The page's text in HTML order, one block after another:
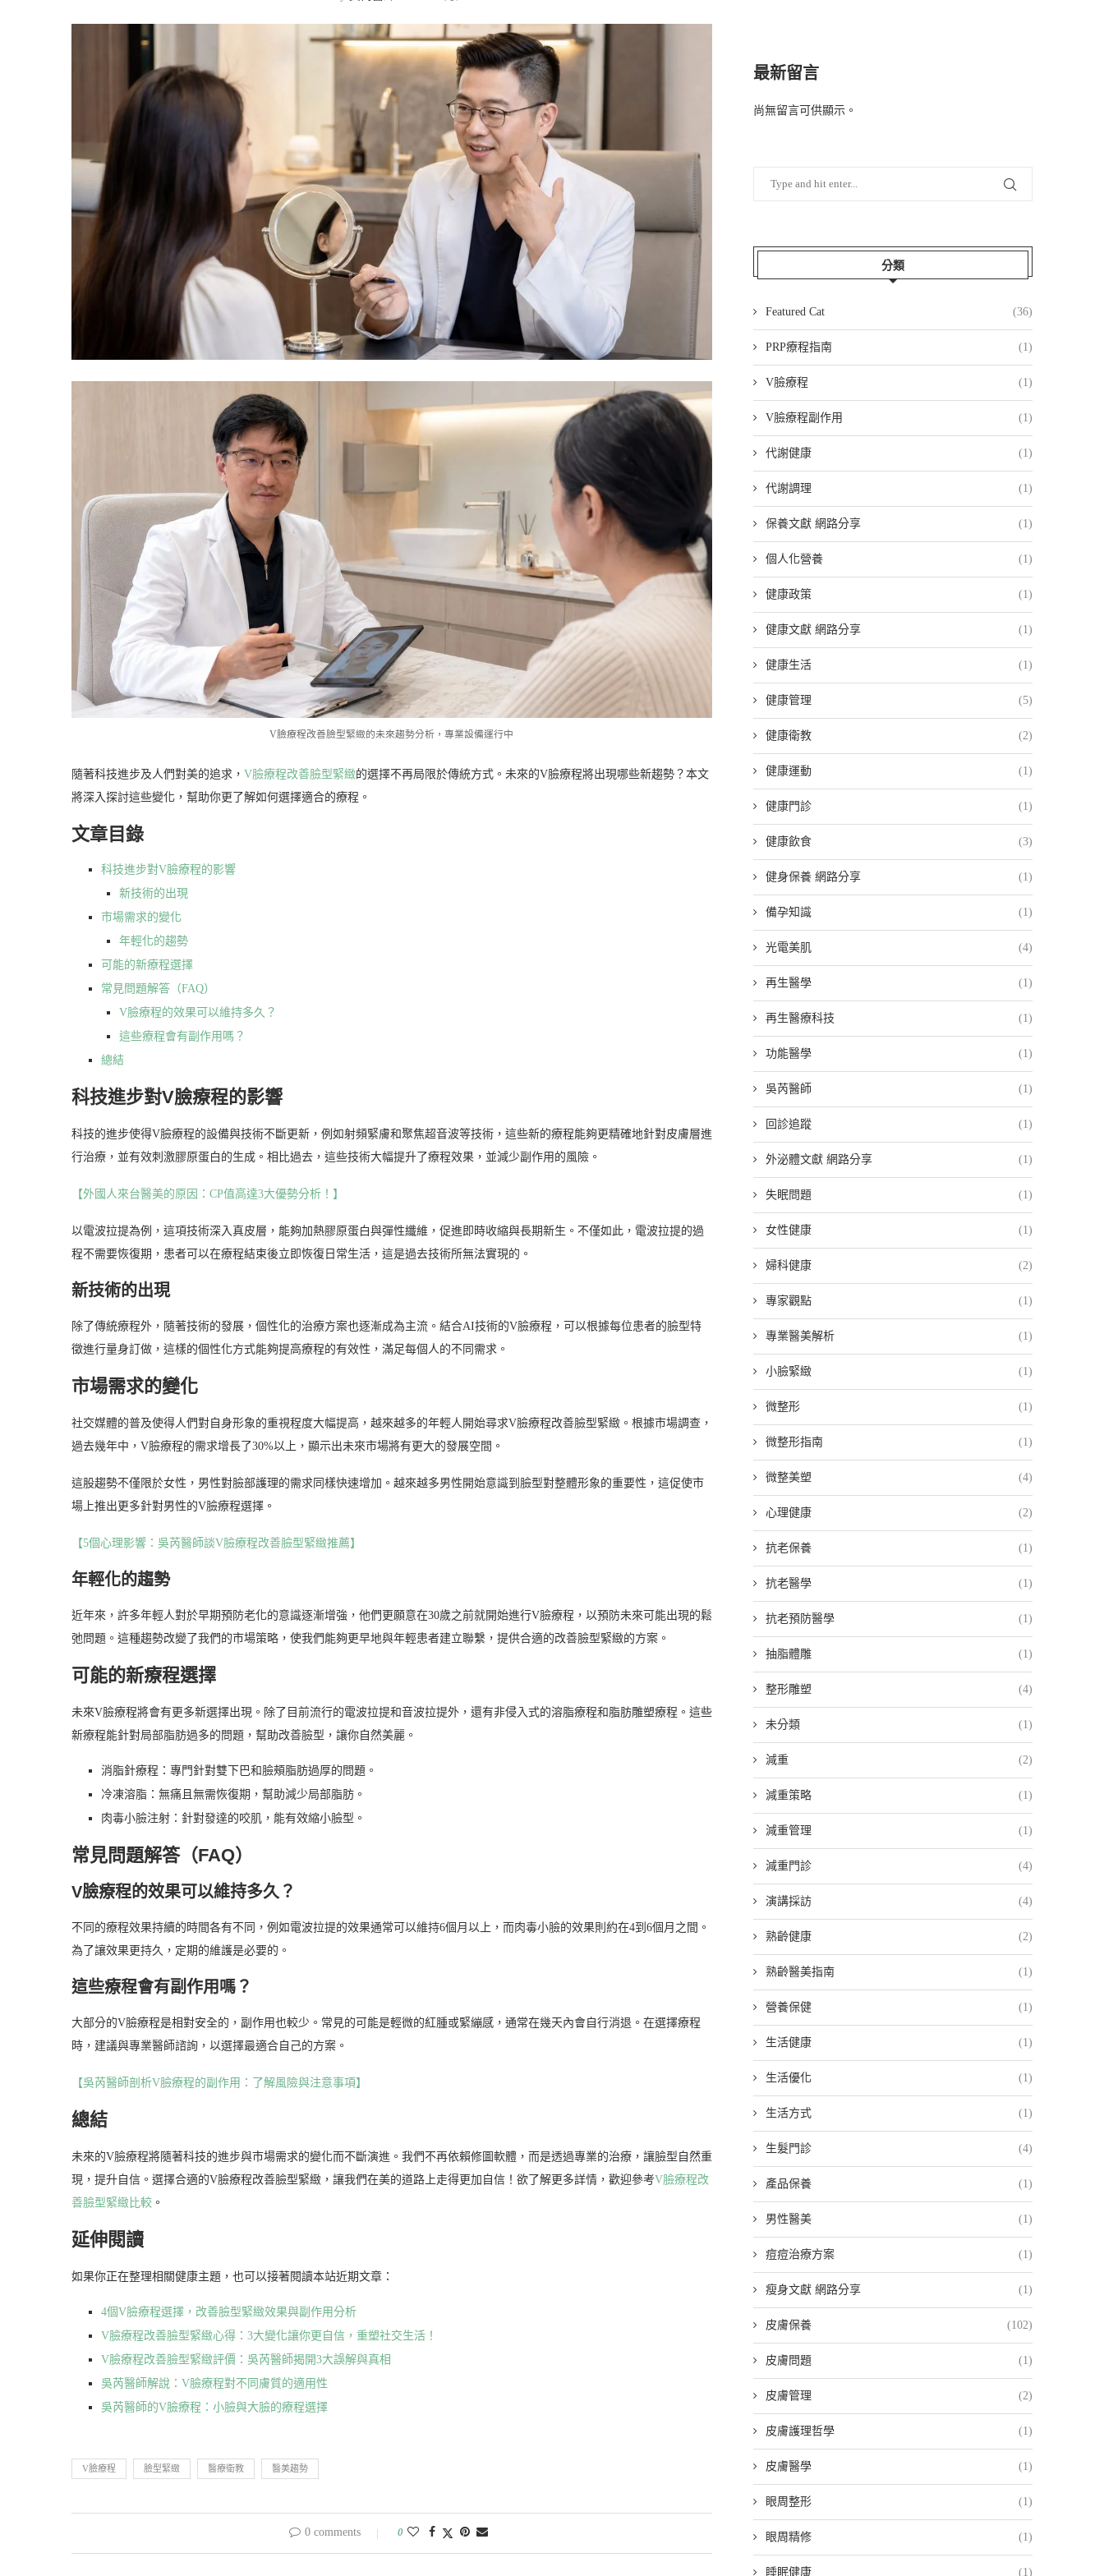
V臉療程改善臉型緊緻的未來趨勢分析，專業設備運行中
隨著科技進步及人們對美的追求， V臉療程改善臉型緊緻的選擇不再局限於傳統方式。未來的V臉療程將出現哪些新趨勢？本文
將深入探討這些變化，幫助你更了解如何選擇適合的療程。
文章目錄
科技進步對V臉療程的影響
新技術的出現
市場需求的變化
年輕化的趨勢
可能的新療程選擇
常見問題解答（FAQ）
V臉療程的效果可以維持多久？
這些療程會有副作用嗎？
總結
科技進步對V臉療程的影響
科技的進步使得V臉療程的設備與技術不斷更新，例如射頻緊膚和聚焦超音波等技術，這些新的療程能夠更精確地針對皮膚層進
行治療，並有效刺激膠原蛋白的生成。相比過去，這些技術大幅提升了療程效果，並減少副作用的風險。
【外國人來台醫美的原因：CP值高達3大優勢分析！】
以電波拉提為例，這項技術深入真皮層，能夠加熱膠原蛋白與彈性纖維，促進即時收縮與長期新生。不僅如此，電波拉提的過
程不需要恢復期，患者可以在療程結束後立即恢復日常生活，這是過去技術所無法實現的。
新技術的出現
除了傳統療程外，隨著技術的發展，個性化的治療方案也逐漸成為主流。結合AI技術的V臉療程，可以根據每位患者的臉型特
徵進行量身訂做，這樣的個性化方式能夠提高療程的有效性，滿足每個人的不同需求。
市場需求的變化
社交媒體的普及使得人們對自身形象的重視程度大幅提高，越來越多的年輕人開始尋求V臉療程改善臉型緊緻。根據市場調查，
過去幾年中，V臉療程的需求增長了30%以上，顯示出未來市場將有更大的發展空間。
這股趨勢不僅限於女性，男性對臉部護理的需求同樣快速增加。越來越多男性開始意識到臉型對整體形象的重要性，這促使市
場上推出更多針對男性的V臉療程選擇。
【5個心理影響：吳芮醫師談V臉療程改善臉型緊緻推薦】
年輕化的趨勢
近年來，許多年輕人對於早期預防老化的意識逐漸增強，他們更願意在30歲之前就開始進行V臉療程，以預防未來可能出現的鬆
弛問題。這種趨勢改變了我們的市場策略，使我們能夠更早地與年輕患者建立聯繫，提供合適的改善臉型緊緻的方案。
可能的新療程選擇
未來V臉療程將會有更多新選擇出現。除了目前流行的電波拉提和音波拉提外，還有非侵入式的溶脂療程和脂肪雕塑療程。這些
新療程能針對局部脂肪過多的問題，幫助改善臉型，讓你自然美麗。
消脂針療程：專門針對雙下巴和臉頰脂肪過厚的問題。
冷凍溶脂：無痛且無需恢復期，幫助減少局部脂肪。
肉毒小臉注射：針對發達的咬肌，能有效縮小臉型。
常見問題解答（FAQ）
V臉療程的效果可以維持多久？
不同的療程效果持續的時間各有不同，例如電波拉提的效果通常可以維持6個月以上，而肉毒小臉的效果則約在4到6個月之間。
為了讓效果更持久，定期的維護是必要的。
這些療程會有副作用嗎？
大部分的V臉療程是相對安全的，副作用也較少。常見的可能是輕微的紅腫或緊繃感，通常在幾天內會自行消退。在選擇療程
時，建議與專業醫師諮詢，以選擇最適合自己的方案。
【吳芮醫師剖析V臉療程的副作用：了解風險與注意事項】
總結
未來的V臉療程將隨著科技的進步與市場需求的變化而不斷演進。我們不再依賴修圖軟體，而是透過專業的治療，讓臉型自然重
現，提升自信。選擇合適的V臉療程改善臉型緊緻，讓我們在美的道路上走得更加自信！欲了解更多詳情，歡迎參考V臉療程改
善臉型緊緻比較 。
延伸閱讀
如果你正在整理相關健康主題，也可以接著閱讀本站近期文章：
4個V臉療程選擇，改善臉型緊緻效果與副作用分析
V臉療程改善臉型緊緻心得：3大變化讓你更自信，重塑社交生活！
V臉療程改善臉型緊緻評價：吳芮醫師揭開3大誤解與真相
吳芮醫師解說：V臉療程對不同膚質的適用性
吳芮醫師的V臉療程：小臉與大臉的療程選擇
V臉療程 臉型緊緻 醫療衛教 醫美趨勢
0 comments 0
最新留言
尚無留言可供顯示。
分類
Featured Cat (36)
PRP療程指南 (1)
V臉療程 (1)
V臉療程副作用 (1)
代謝健康 (1)
代謝調理 (1)
保養文獻 網路分享 (1)
個人化營養 (1)
健康政策 (1)
健康文獻 網路分享 (1)
健康生活 (1)
健康管理 (5)
健康衛教 (2)
健康運動 (1)
健康門診 (1)
健康飲食 (3)
健身保養 網路分享 (1)
備孕知識 (1)
光電美肌 (4)
再生醫學 (1)
再生醫療科技 (1)
功能醫學 (1)
吳芮醫師 (1)
回診追蹤 (1)
外泌體文獻 網路分享 (1)
失眠問題 (1)
女性健康 (1)
婦科健康 (2)
專家觀點 (1)
專業醫美解析 (1)
小臉緊緻 (1)
微整形 (1)
微整形指南 (1)
微整美塑 (4)
心理健康 (2)
抗老保養 (1)
抗老醫學 (1)
抗老預防醫學 (1)
抽脂體雕 (1)
整形雕塑 (4)
未分類 (1)
減重 (2)
減重策略 (1)
減重管理 (1)
減重門診 (4)
演講採訪 (4)
熟齡健康 (2)
熟齡醫美指南 (1)
營養保健 (1)
生活健康 (1)
生活優化 (1)
生活方式 (1)
生髮門診 (4)
產品保養 (1)
男性醫美 (1)
痘痘治療方案 (1)
瘦身文獻 網路分享 (1)
皮膚保養 (102)
皮膚問題 (1)
皮膚管理 (2)
皮膚護理哲學 (1)
皮膚醫學 (1)
眼周整形 (1)
眼周精修 (1)
睡眠健康 (1)